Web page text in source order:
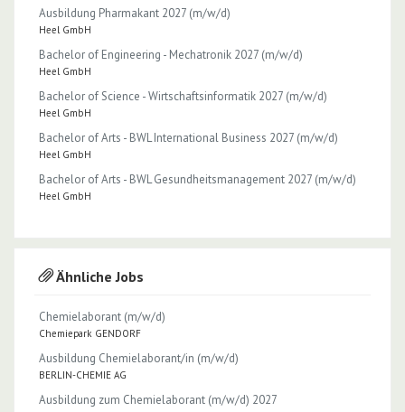
Ausbildung Pharmakant 2027 (m/w/d)
Heel GmbH
Bachelor of Engineering - Mechatronik 2027 (m/w/d)
Heel GmbH
Bachelor of Science - Wirtschaftsinformatik 2027 (m/w/d)
Heel GmbH
Bachelor of Arts - BWL International Business 2027 (m/w/d)
Heel GmbH
Bachelor of Arts - BWL Gesundheitsmanagement 2027 (m/w/d)
Heel GmbH
Ähnliche Jobs
Chemielaborant (m/w/d)
Chemiepark GENDORF
Ausbildung Chemielaborant/in (m/w/d)
BERLIN-CHEMIE AG
Ausbildung zum Chemielaborant (m/w/d) 2027